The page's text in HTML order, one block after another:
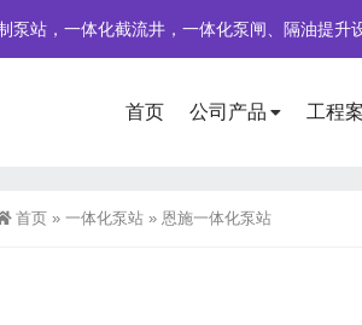
站，一体化截流井，一体化泵闸、隔油提升
首页 公司产品 工程
首页 » 一体化泵站 » 恩施一体化泵站